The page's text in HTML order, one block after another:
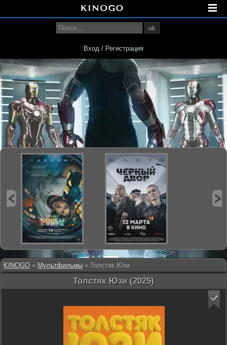
KINOGO » Мультфильмы » Толстяк Юзи
Толстяк Юзи (2025)
ok
Вход / Регистрация